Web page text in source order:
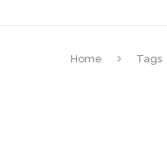
Home Tags